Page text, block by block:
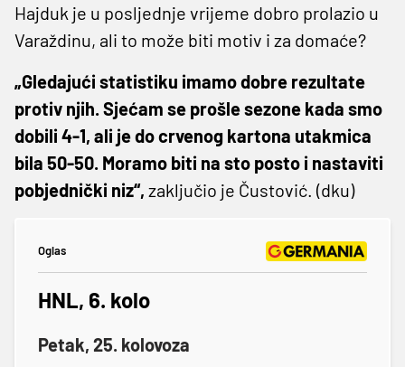
Hajduk je u posljednje vrijeme dobro prolazio u
Varaždinu, ali to može biti motiv i za domaće?
„Gledajući statistiku imamo dobre rezultate
protiv njih. Sjećam se prošle sezone kada smo
dobili 4-1, ali je do crvenog kartona utakmica
bila 50-50. Moramo biti na sto posto i nastaviti
pobjednički niz“, zaključio je Čustović. (dku)
Oglas
HNL, 6. kolo
Petak, 25. kolovoza